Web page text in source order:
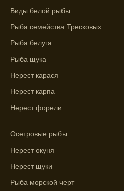
Узнайте вероятности
ближайшие дни с
График клева рыбы
погоды.
Выберите лучшее
ловли в разных
температуры воды
как указывает прогноз
Виды белой рыбы
Рыба семейства Тресковых
Рыба белуга
Рыба щука
Нерест карася
Нерест карпа
Нерест форели
Осетровые рыбы
Нерест окуня
Нерест щуки
Рыба морской черт